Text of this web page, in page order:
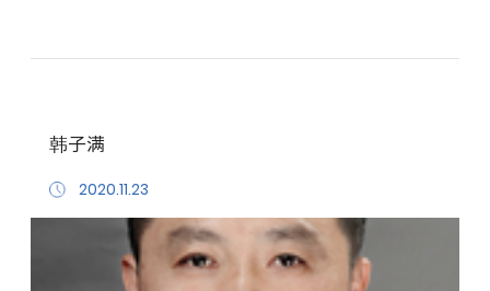
韩子满
2020.11.23